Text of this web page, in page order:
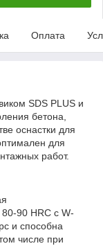
Оплата
SDS PLUS и
бетона,
оснастки для
для
работ.
90 HRC с W-
и способна
числе при